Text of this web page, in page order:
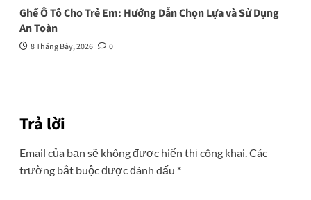
Ghế Ô Tô Cho Trẻ Em: Hướng Dẫn Chọn Lựa và Sử Dụng
An Toàn
8 Tháng Bảy, 2026 0
Trả lời
Email của bạn sẽ không được hiển thị công khai.Các
trường bắt buộc được đánh dấu *